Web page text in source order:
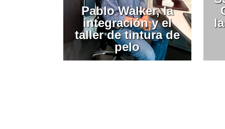
Pablo Walker, la
integración y el
taller de tintura de
pelo